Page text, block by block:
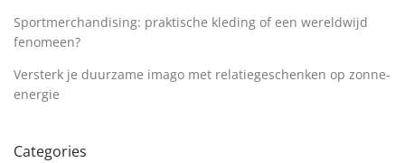
Sportmerchandising: praktische kleding of een wereldwijd
fenomeen?
Versterk je duurzame imago met relatiegeschenken op zonne-
energie
Categories